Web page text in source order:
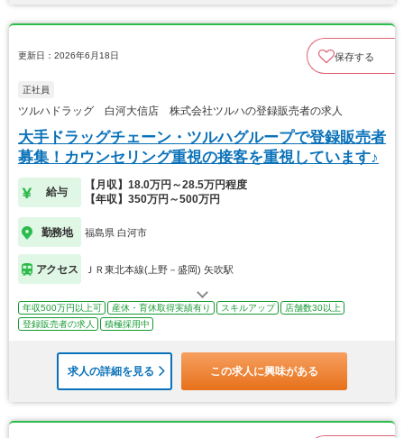
更新日：2026年6月18日 保存する
正社員
ツルハドラッグ 白河大信店 株式会社ツルハの登録販売者の求人
大手ドラッグチェーン・ツルハグループで登録販売者
募集！カウンセリング重視の接客を重視しています♪
給与
【月収】18.0万円～28.5万円程度
【年収】350万円～500万円
勤務地 福島県 白河市
アクセス ＪＲ東北本線(上野－盛岡) 矢吹駅
年収500万円以上可 産休・育休取得実績有り スキルアップ
店舗数30以上
登録販売者の求人
積極採用中
求人の詳細を見る この求人に興味がある